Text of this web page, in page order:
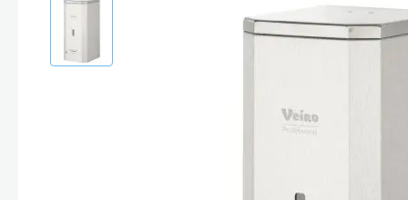
Средства
Средства